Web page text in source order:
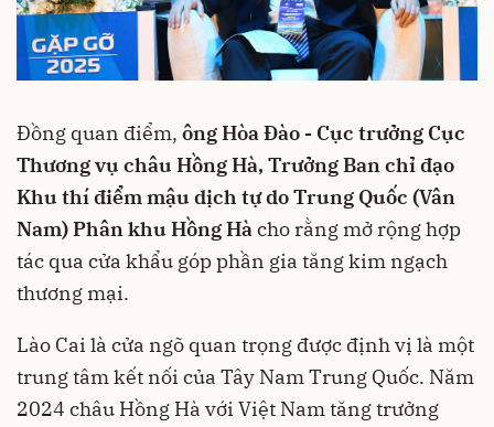
Đồng quan điểm, ông Hòa Đào - Cục trưởng Cục
Thương vụ châu Hồng Hà, Trưởng Ban chỉ đạo
Khu thí điểm mậu dịch tự do Trung Quốc (Vân
Nam) Phân khu Hồng Hàcho rằng mở rộng hợp
tác qua cửa khẩu góp phần gia tăng kim ngạch
thương mại.
Lào Cai là cửa ngõ quan trọng được định vị là một
trung tâm kết nối của Tây Nam Trung Quốc. Năm
2024 châu Hồng Hà với Việt Nam tăng trưởng